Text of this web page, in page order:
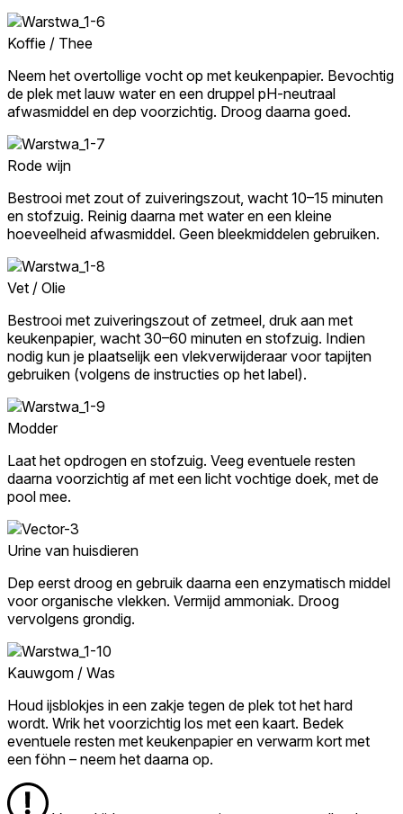
Koffie / Thee
Neem het overtollige vocht op met keukenpapier. Bevochtig
de plek met lauw water en een druppel pH-neutraal
afwasmiddel en dep voorzichtig. Droog daarna goed.
Rode wijn
Bestrooi met zout of zuiveringszout, wacht 10–15 minuten
en stofzuig. Reinig daarna met water en een kleine
hoeveelheid afwasmiddel. Geen bleekmiddelen gebruiken.
Vet / Olie
Bestrooi met zuiveringszout of zetmeel, druk aan met
keukenpapier, wacht 30–60 minuten en stofzuig. Indien
nodig kun je plaatselijk een vlekverwijderaar voor tapijten
gebruiken (volgens de instructies op het label).
Modder
Laat het opdrogen en stofzuig. Veeg eventuele resten
daarna voorzichtig af met een licht vochtige doek, met de
pool mee.
Urine van huisdieren
Dep eerst droog en gebruik daarna een enzymatisch middel
voor organische vlekken. Vermijd ammoniak. Droog
vervolgens grondig.
Kauwgom / Was
Houd ijsblokjes in een zakje tegen de plek tot het hard
wordt. Wrik het voorzichtig los met een kaart. Bedek
eventuele resten met keukenpapier en verwarm kort met
een föhn – neem het daarna op.